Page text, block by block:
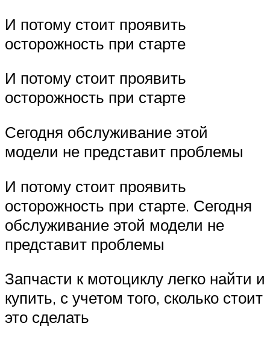
И потому стоит проявить
осторожность при старте
И потому стоит проявить
осторожность при старте
Сегодня обслуживание этой
модели не представит проблемы
И потому стоит проявить
осторожность при старте. Сегодня
обслуживание этой модели не
представит проблемы
Запчасти к мотоциклу легко найти и
купить, с учетом того, сколько стоит
это сделать